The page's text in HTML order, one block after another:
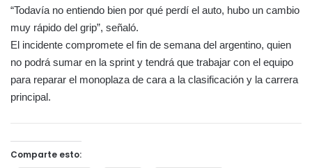
“Todavía no entiendo bien por qué perdí el auto, hubo un cambio
muy rápido del grip”, señaló.
El incidente compromete el fin de semana del argentino, quien
no podrá sumar en la sprint y tendrá que trabajar con el equipo
para reparar el monoplaza de cara a la clasificación y la carrera
principal.
Comparte esto: